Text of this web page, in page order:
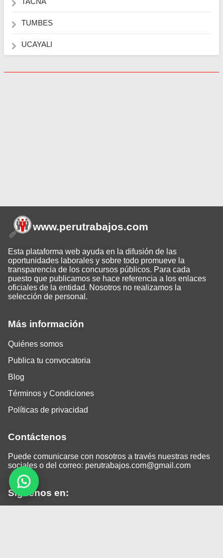
TUMBES
UCAYALI
Más información
Quiénes somos
Publica tu convocatoria
Blog
Términos y Condiciones
Políticas de privacidad
Contáctenos
Puede comunicarse con nosotros a través nuestras redes
sociales o del correo: perutrabajos.com@gmail.com
Siguenos en:
www.perutrabajos.com
Esta plataforma web ayuda en la difusión de las
oportunidades laborales y sobre todo promueve la
transparencia de los concursos públicos. Para cada
puesto que publicamos se hace referencia a los enlaces
oficiales de la entidad. Nosotros no realizamos la
selección de personal.